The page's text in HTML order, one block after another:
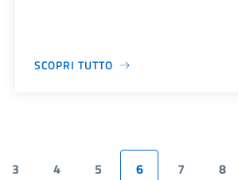
SCOPRI TUTTO
3 4 5 6 7 8